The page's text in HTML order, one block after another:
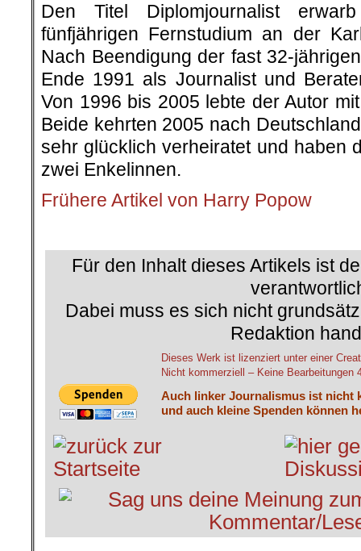
Den Titel Diplomjournalist
fünfjährigen Fernstudium an der
Nach Beendigung der fast 32-
Ende 1991 als Journalist und
Von 1996 bis 2005 lebte der Autor
Beide kehrten 2005 nach
sehr glücklich verheiratet und haben
zwei Enkelinnen.
Frühere Artikel von Harry Popow
Für den Inhalt dieses Artikels ist
Dabei muss es sich nicht
Redaktion
Dieses Werk ist lizenziert unter einer
Nicht kommerziell – Keine Bearbeitungen
Auch linker Journalismus ist nicht
und auch kleine Spenden können